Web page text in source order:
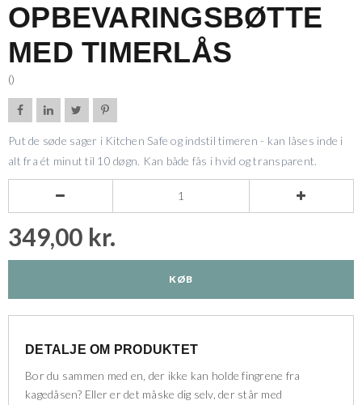
OPBEVARINGSBØTTE
MED TIMERLÅS
()
   
Put de søde sager i Kitchen Safe og indstil timeren - kan låses inde i
alt fra ét minut til 10 døgn. Kan både fås i hvid og transparent.
 
349,00 kr.
KØB
DETALJE OM PRODUKTET
Bor du sammen med en, der ikke kan holde fingrene fra
kagedåsen? Eller er det måske dig selv, der står med